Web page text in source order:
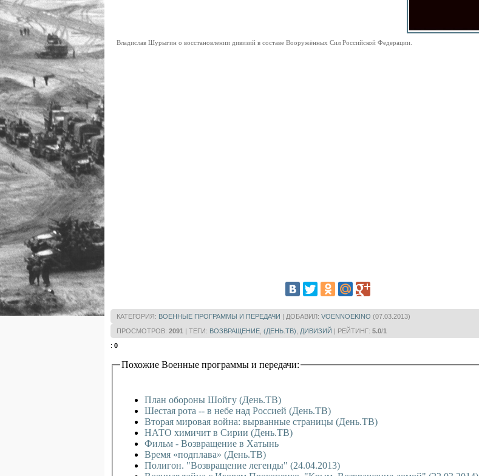
Владислав Шурыгин о восстановлении дивизий в составе Вооружённых Сил Российской Федерации.
КАТЕГОРИЯ: ВОЕННЫЕ ПРОГРАММЫ И ПЕРЕДАЧИ | ДОБАВИЛ: VOENNOEKINO (07.03.2013)
ПРОСМОТРОВ: 2091 | ТЕГИ: ВОЗВРАЩЕНИЕ (ДЕНЬ.ТВ) ДИВИЗИЙ | РЕЙТИНГ: 5.0/1
: 0
Похожие Военные программы и передачи:
План обороны Шойгу (День.ТВ)
Шестая рота -- в небе над Россией (День.ТВ)
Вторая мировая война: вырванные страницы (День.ТВ)
НАТО химичит в Сирии (День.ТВ)
Фильм - Возвращение в Хатынь
Время «подплава» (День.ТВ)
Полигон. "Возвращение легенды" (24.04.2013)